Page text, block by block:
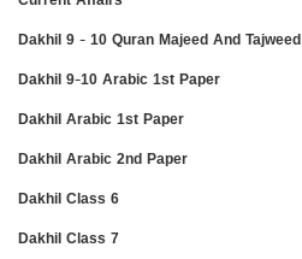
Dakhil 9 - 10 Quran Majeed And Tajweed
Dakhil 9-10 Arabic 1st Paper
Dakhil Arabic 1st Paper
Dakhil Arabic 2nd Paper
Dakhil Class 6
Dakhil Class 7